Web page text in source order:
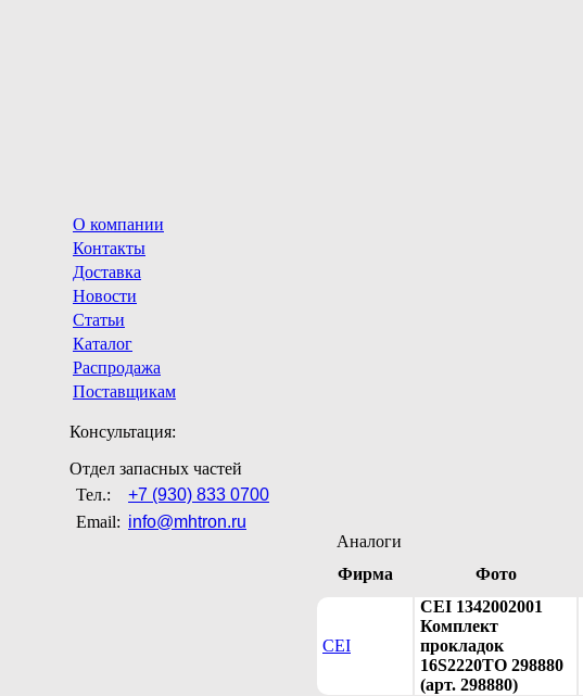
О компании
Контакты
Доставка
Новости
Статьи
Каталог
Распродажа
Поставщикам
Консультация:
Отдел запасных частей
Тел.:
+7 (930) 833 0700
Email: info@mhtron.ru
Аналоги
Фирма
Фото
CEI
CEI 1342002001
Комплект
прокладок
16S2220TO 298880
(арт. 298880)